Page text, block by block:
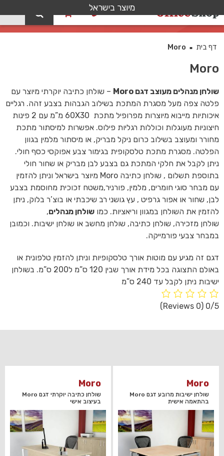
מיוצר בישראל
קטלוג
דף בית ■
Moro
Moro
שולחן מנהלים מעוצב דגם Moro
– שולחן כתיבה יוקרתי מיוצר עם
פלטה צפה מעל מסגרת המתכת בשילוב הגבהות בצבע זהה. רגליים
איכותיות מייבוא מיוצרות מפרופיל מתכת 60X30 מ”מ עם 2 פינות
חיצוניות מעוגלות וכוללות רגליות פילוס. אפשרות למיסתור מתכת
מחורר ומעוצב בשילוב כרום ניקל מבריק, או מיסתור מלמין בגוון
הפלטה. מסגרת מתכת טלסקופית בגימור צבע אפוקסי כסף חולי.
ניתן לקבל את חלקי המתכת גם בצבע לבן מבריק או שחור חולי
בתוספת תשלום , שולחן כתיבה Moro מיוצר בישראל וניתן להזמין
עם מבחר סוגי חומרים, מלמין, פורניר,משטח זכוכית מחוסמת בצבע
לבן, שחור או אפור גרפיט , עץ גושני רב שיכבתי או בוצ’ר בלוק, ניתן
להזמין את השולחן במגוון וריאציות. כמו שולחן מנהלים,
שולחן מזכירה, שולחן כתיבה, שולחן מחשב או שולחן ישיבות. וכמובן
במבחר צבעי פורמייקה.
דגם זה מגיע עם מוטות אורך טלסקופיות וניתן להזמין טלפונית או
באולם התצוגה בכל מידת אורך שבין 120 ס”מ ל200 ס”מ. בשולחן
ישיבות ניתן לקבל עד 240 ס”מ
0/5
(0 Reviews)
Moro
שולחן ישיבות מרובע דגם Moro
בהתאמה אישית
Moro
שולחן כתיבה יוקרתי דגם Moro
בעיצוב אישי